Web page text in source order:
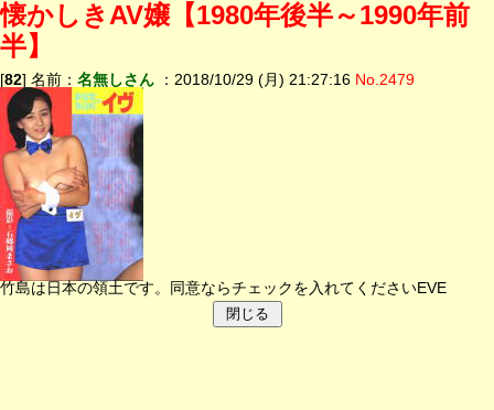
懐かしきAV嬢【1980年後半～1990年前
半】
[82] 名前： 名無しさん ：2018/10/29 (月) 21:27:16 No.2479
竹島は日本の領土です。同意ならチェックを入れてくださいEVE